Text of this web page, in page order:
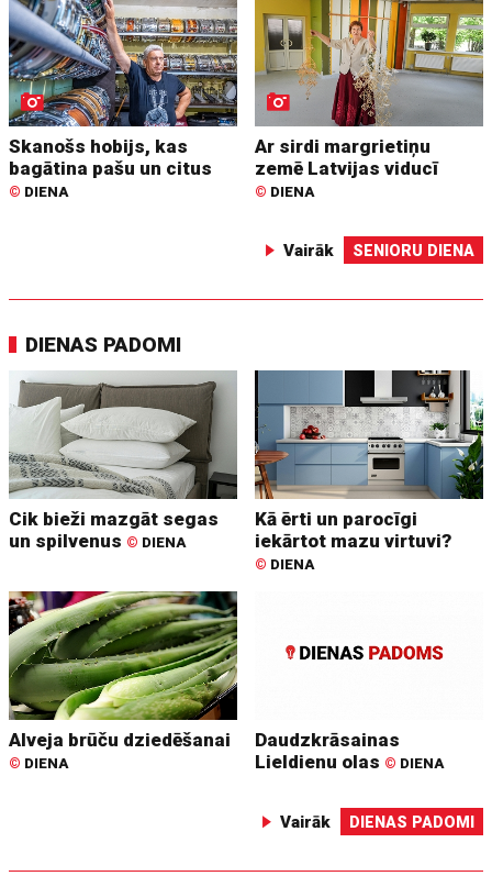
Skanošs hobijs, kas
bagātina pašu un citus
© DIENA
Ar sirdi margrietiņu
zemē Latvijas viducī
© DIENA
Vairāk SENIORU DIENA
DIENAS PADOMI
Cik bieži mazgāt segas
un spilvenus © DIENA
Kā ērti un parocīgi
iekārtot mazu virtuvi?
© DIENA
Alveja brūču dziedēšanai
© DIENA
Daudzkrāsainas
Lieldienu olas © DIENA
Vairāk DIENAS PADOMI